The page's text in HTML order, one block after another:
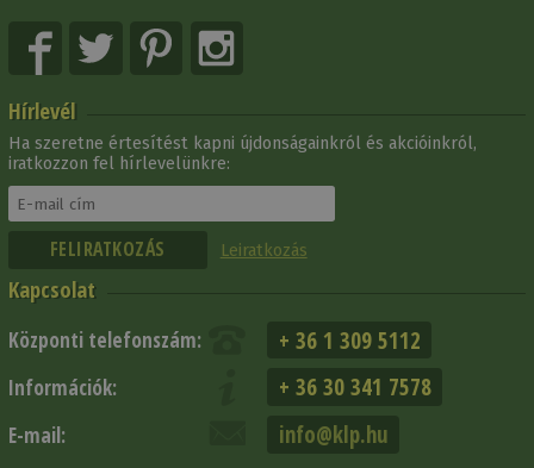
Hírlevél
Ha szeretne értesítést kapni újdonságainkról és akcióinkról,
iratkozzon fel hírlevelünkre:
Leiratkozás
Kapcsolat
Központi telefonszám: + 36 1 309 5112
Információk: + 36 30 341 7578
E-mail: info@klp.hu